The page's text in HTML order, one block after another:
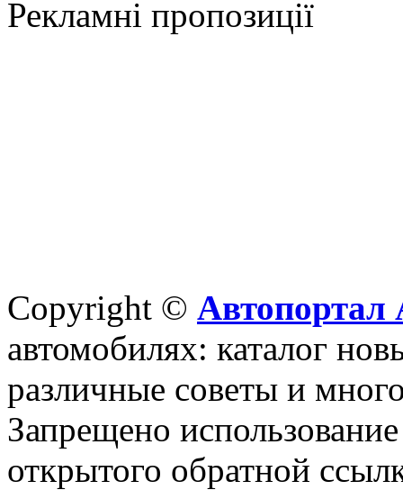
Рекламні пропозиції
Copyright © Автопортал
автомобилях: каталог
различные советы и
Запрещено
открытого обратной